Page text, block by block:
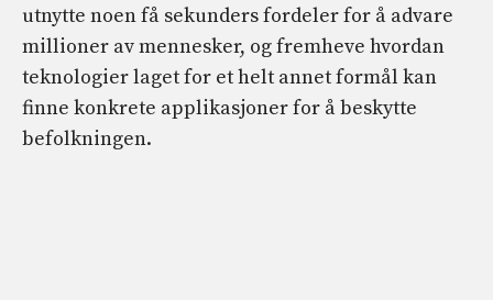
utnytte noen få sekunders fordeler for å advare
millioner av mennesker, og fremheve hvordan
teknologier laget for et helt annet formål kan
finne konkrete applikasjoner for å beskytte
befolkningen.